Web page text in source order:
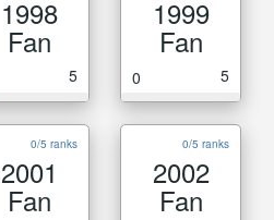
1998
Fan
5
1999
Fan
0 5
0/5 ranks
2001
Fan
0/5 ranks
2002
Fan